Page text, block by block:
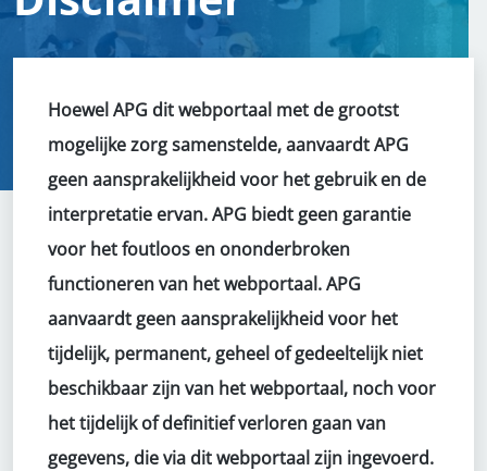
Hoewel APG dit webportaal met de grootst
mogelijke zorg samenstelde, aanvaardt APG
geen aansprakelijkheid voor het gebruik en de
interpretatie ervan. APG biedt geen garantie
voor het foutloos en ononderbroken
functioneren van het webportaal. APG
aanvaardt geen aansprakelijkheid voor het
tijdelijk, permanent, geheel of gedeeltelijk niet
beschikbaar zijn van het webportaal, noch voor
het tijdelijk of definitief verloren gaan van
gegevens, die via dit webportaal zijn ingevoerd.